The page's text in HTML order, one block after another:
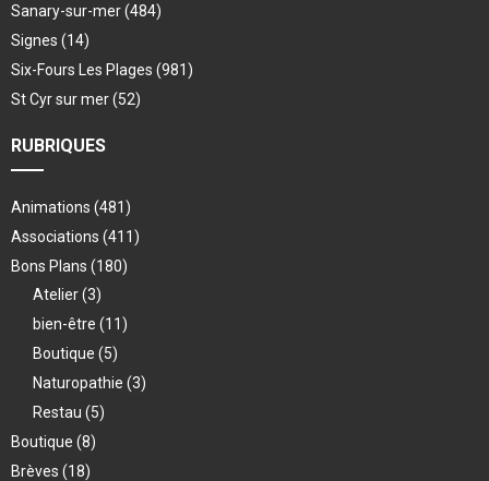
Sanary-sur-mer(484)
Signes (14)
Six-Fours Les Plages (981)
St Cyr sur mer(52)
RUBRIQUES
Animations (481)
Associations (411)
Bons Plans (180)
Atelier(3)
bien-être (11)
Boutique (5)
Naturopathie (3)
Restau (5)
Boutique (8)
Brèves (18)